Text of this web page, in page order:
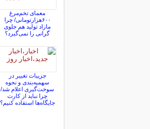
معمای تخم‌مرغ
۶۰۰هزارتومانی/ چرا
مازاد تولید هم جلوی
گرانی را نمی‌گیرد؟
جزییات تغییر در
سهمیه‌بندی و نحوه
سوخت‌گیری اعلام شد/
چرا نباید از کارت
جایگاه‌ها استفاده کنیم؟